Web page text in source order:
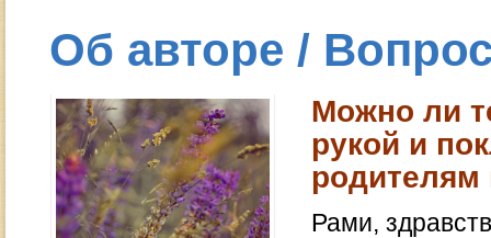
Об авторе /
Можно ли
рукой и
родителям
Рами,